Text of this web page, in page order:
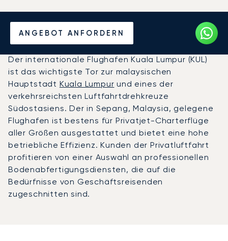
ANGEBOT ANFORDERN
Privatjet chartern zum
Flughafen Kuala Lumpur
Der internationale Flughafen Kuala Lumpur (KUL)
ist das wichtigste Tor zur malaysischen
Hauptstadt Kuala Lumpur und eines der
verkehrsreichsten Luftfahrtdrehkreuze
Südostasiens. Der in Sepang, Malaysia, gelegene
Flughafen ist bestens für Privatjet-Charterflüge
aller Größen ausgestattet und bietet eine hohe
betriebliche Effizienz. Kunden der Privatluftfahrt
profitieren von einer Auswahl an professionellen
Bodenabfertigungsdiensten, die auf die
Bedürfnisse von Geschäftsreisenden
zugeschnitten sind.